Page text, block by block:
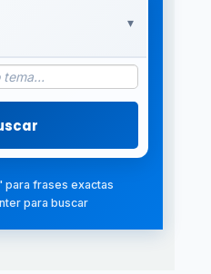
para frases exactas
para buscar